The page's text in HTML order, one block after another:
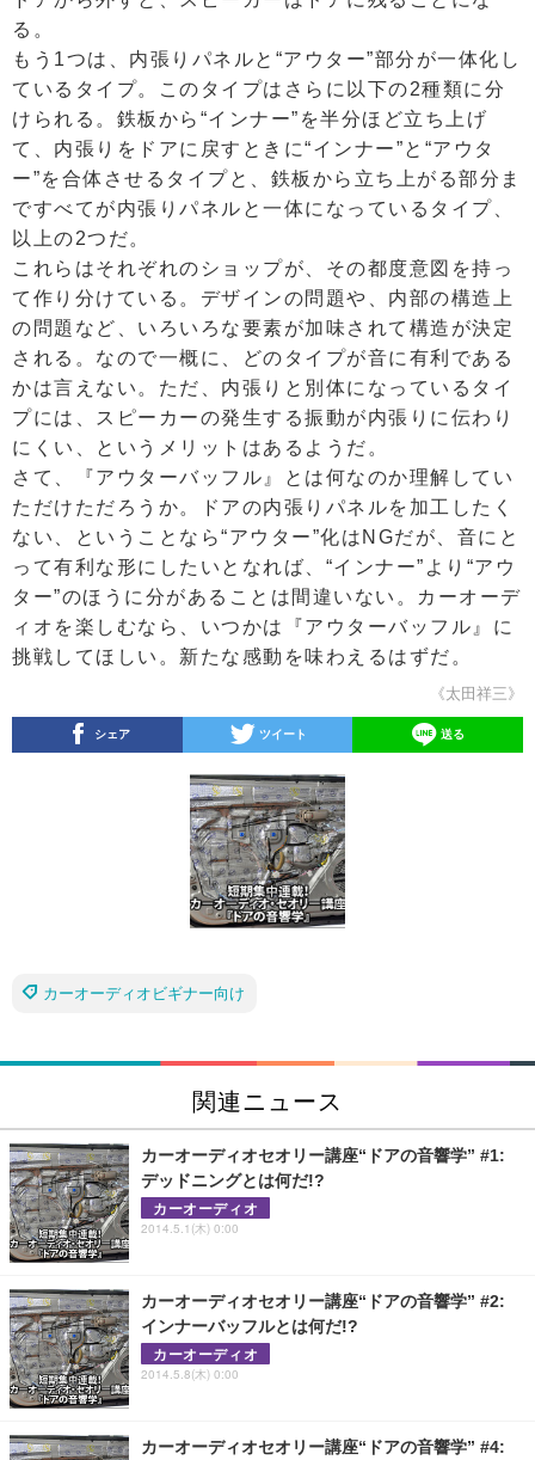
る。
もう1つは、内張りパネルと“アウター”部分が一体化し
ているタイプ。このタイプはさらに以下の2種類に分
けられる。鉄板から“インナー”を半分ほど立ち上げ
て、内張りをドアに戻すときに“インナー”と“アウタ
ー”を合体させるタイプと、鉄板から立ち上がる部分ま
ですべてが内張りパネルと一体になっているタイプ、
以上の2つだ。
これらはそれぞれのショップが、その都度意図を持っ
て作り分けている。デザインの問題や、内部の構造上
の問題など、いろいろな要素が加味されて構造が決定
される。なので一概に、どのタイプが音に有利である
かは言えない。ただ、内張りと別体になっているタイ
プには、スピーカーの発生する振動が内張りに伝わり
にくい、というメリットはあるようだ。
さて、『アウターバッフル』とは何なのか理解してい
ただけただろうか。ドアの内張りパネルを加工したく
ない、ということなら“アウター”化はNGだが、音にと
って有利な形にしたいとなれば、“インナー”より“アウ
ター”のほうに分があることは間違いない。カーオーデ
ィオを楽しむなら、いつかは『アウターバッフル』に
挑戦してほしい。新たな感動を味わえるはずだ。
《太田祥三》
シェア ツイート 送る
カーオーディオビギナー向け
関連ニュース
カーオーディオセオリー講座“ドアの音響学” #1:
デッドニングとは何だ!?
カーオーディオ
2014.5.1(木) 0:00
カーオーディオセオリー講座“ドアの音響学” #2:
インナーバッフルとは何だ!?
カーオーディオ
2014.5.8(木) 0:00
カーオーディオセオリー講座“ドアの音響学” #4: